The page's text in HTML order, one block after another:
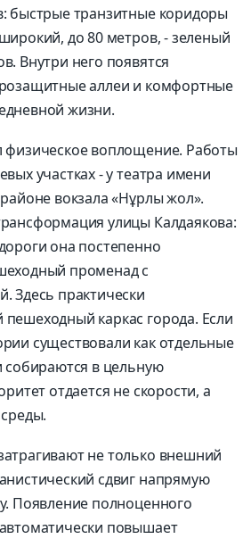
быстрые транзитные коридоры
до 80 метров, - зеленый
Внутри него появятся
аллеи и комфортные
жизни.
физическое воплощение. Работы
участках - у театра имени
вокзала «Нұрлы жол».
улицы Калдаякова:
она постепенно
променад с
Здесь практически
каркас города. Если
существовали как отдельные
собираются в цельную
отдается не скорости, а
не только внешний
сдвиг напрямую
Появление полноценного
повышает